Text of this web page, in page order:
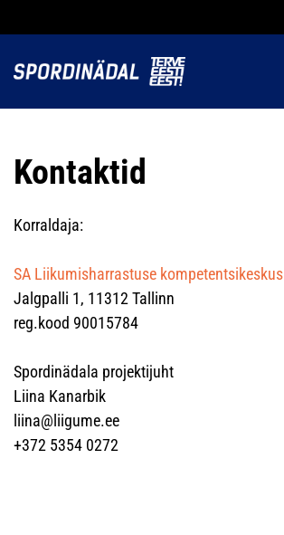
Kontaktid
Korraldaja:
SA Liikumisharrastuse kompetentsikeskus
Jalgpalli 1, 11312 Tallinn
reg.kood 90015784
Spordinädala projektijuht
Liina Kanarbik
liina@liigume.ee
+372 5354 0272